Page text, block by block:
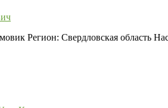
Регион: Свердловская область